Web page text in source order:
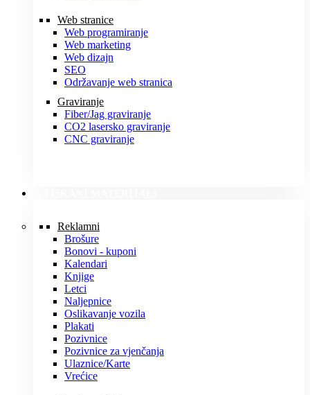
Web stranice
Web programiranje
Web marketing
Web dizajn
SEO
Održavanje web stranica
Graviranje
Fiber/Jag graviranje
CO2 lasersko graviranje
CNC graviranje
Reklamni
Brošure
Bonovi - kuponi
Kalendari
Knjige
Letci
Naljepnice
Oslikavanje vozila
Plakati
Pozivnice
Pozivnice za vjenčanja
Ulaznice/Karte
Vrećice